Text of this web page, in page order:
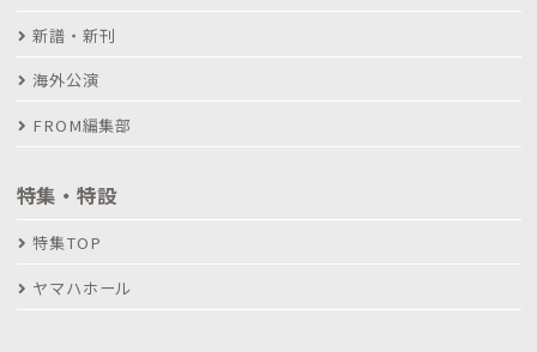
新譜・新刊
海外公演
FROM編集部
特集・特設
特集TOP
ヤマハホール